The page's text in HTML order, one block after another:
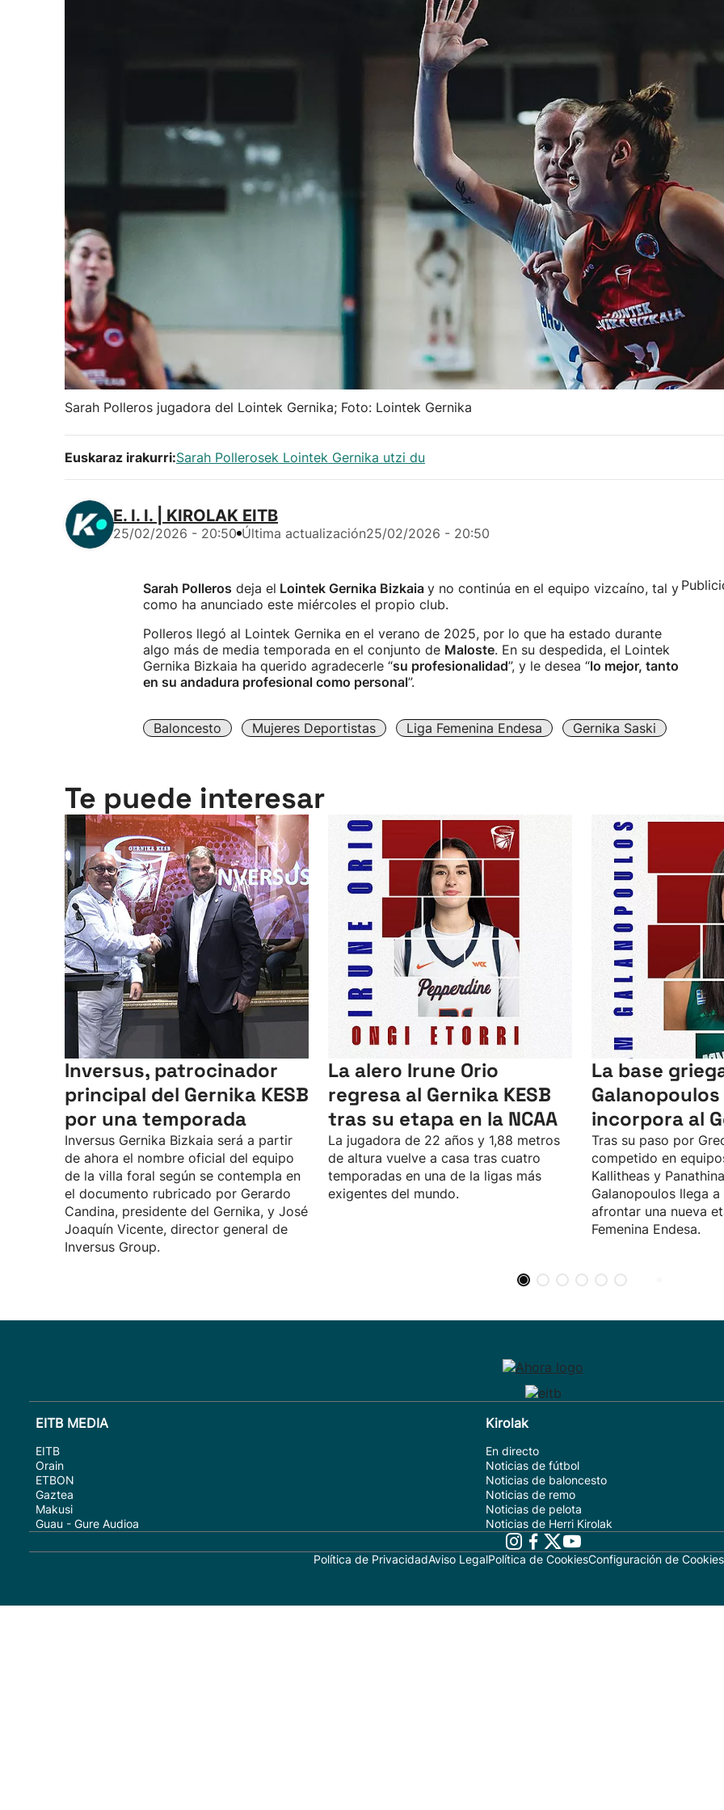
Sarah Polleros jugadora del Lointek Gernika; Foto: Lointek Gernika
Euskaraz irakurri:Sarah Pollerosek Lointek Gernika utzi du
E. I. I. | KIROLAK EITB
25/02/2026 - 20:50 Última actualización25/02/2026 - 20:50
Sarah Polleros deja el Lointek Gernika Bizkaia y no continúa en el equipo vizcaíno, tal y
como ha anunciado este miércoles el propio club.
Polleros llegó al Lointek Gernika en el verano de 2025, por lo que ha estado durante
algo más de media temporada en el conjunto de Maloste. En su despedida, el Lointek
Gernika Bizkaia ha querido agradecerle “su profesionalidad”, y le desea “lo mejor, tanto
en su andadura profesional como personal”.
Baloncesto Mujeres Deportistas Liga Femenina Endesa Gernika Saski
Te puede interesar
Inversus, patrocinador
principal del Gernika KESB
por una temporada
Inversus Gernika Bizkaia será a partir
de ahora el nombre oficial del equipo
de la villa foral según se contempla en
el documento rubricado por Gerardo
Candina, presidente del Gernika, y José
Joaquín Vicente, director general de
Inversus Group.
La alero Irune Orio
regresa al Gernika KESB
tras su etapa en la NCAA
La jugadora de 22 años y 1,88 metros
de altura vuelve a casa tras cuatro
temporadas en una de la ligas más
exigentes del mundo.
La base
incorpora al
Tras su paso por
competido en
Kallitheas y
Galanopoulos llega
afrontar una nueva
Femenina Endesa.
EITB MEDIA
EITB
Orain
ETBON
Gaztea
Makusi
Guau - Gure Audioa
Kirolak
En directo
Noticias de fútbol
Noticias de baloncesto
Noticias de remo
Noticias de pelota
Noticias de Herri Kirolak
Política de PrivacidadAviso LegalPolítica de CookiesConfiguración de Cookies